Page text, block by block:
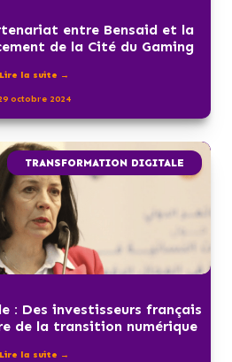
entre Bensaid et la
de la Cité du Gaming
Lire la suite →
octobre 2024
TRANSFORMATION DIGITALE
: Des investisseurs français
de la transition numérique
Lire la suite →